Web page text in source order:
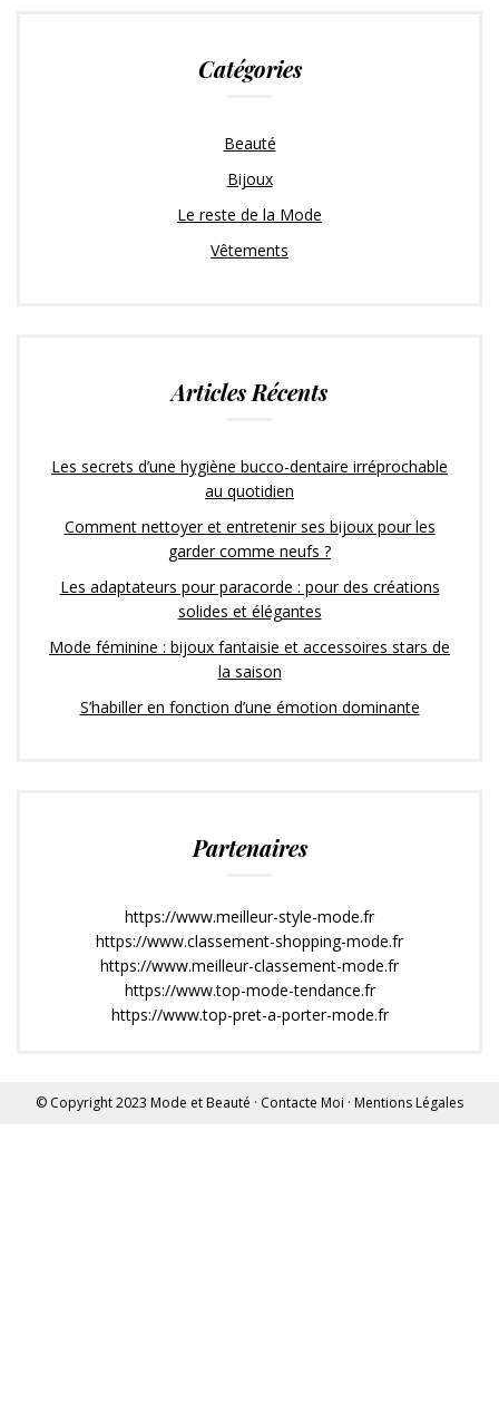
Catégories
Beauté
Bijoux
Le reste de la Mode
Vêtements
Articles Récents
Les secrets d’une hygiène bucco-dentaire irréprochable
au quotidien
Comment nettoyer et entretenir ses bijoux pour les
garder comme neufs ?
Les adaptateurs pour paracorde : pour des créations
solides et élégantes
Mode féminine : bijoux fantaisie et accessoires stars de
la saison
S’habiller en fonction d’une émotion dominante
Partenaires
https://www.meilleur-style-mode.fr
https://www.classement-shopping-mode.fr
https://www.meilleur-classement-mode.fr
https://www.top-mode-tendance.fr
https://www.top-pret-a-porter-mode.fr
© Copyright 2023 Mode et Beauté · Contacte Moi · Mentions Légales